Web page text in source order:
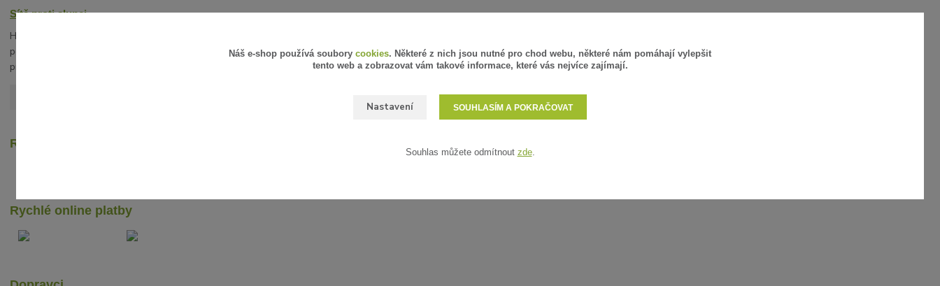
Sítě proti slunci
Hledáte vhodnou alternativu slunečníku? V
posledních letech získávají na oblibě stínící sítě
proti slunci.
Recenze zákazníků
Rychlé online platby
Náš e-shop používá soubory cookies. Některé z nich jsou nutné pro chod webu, některé nám pomáhají vylepšit
tento web a zobrazovat vám takové informace, které vás nejvíce zajímají.
Nastavení SOUHLASÍM A POKRAČOVAT
Souhlas můžete odmítnout zde.